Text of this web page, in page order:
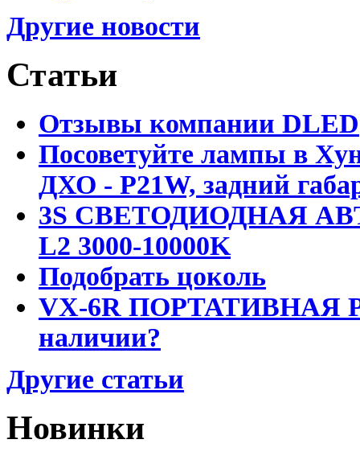
Другие новости
Статьи
Отзывы компании DLED
Посоветуйте лампы в
ДХО - P21W, задний
3S СВЕТОДИОДНАЯ
L2 3000-10000K
Подобрать цоколь
VX-6R ПОРТАТИВНАЯ
наличии?
Другие статьи
Новинки